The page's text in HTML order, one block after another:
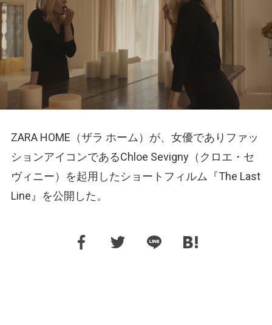
ZARA HOME（ザラ ホーム）が、女優でありファッ
ションアイコンであるChloe Sevigny（クロエ・セ
ヴィニー）を起用したショートフィルム『The Last
Line』を公開した。